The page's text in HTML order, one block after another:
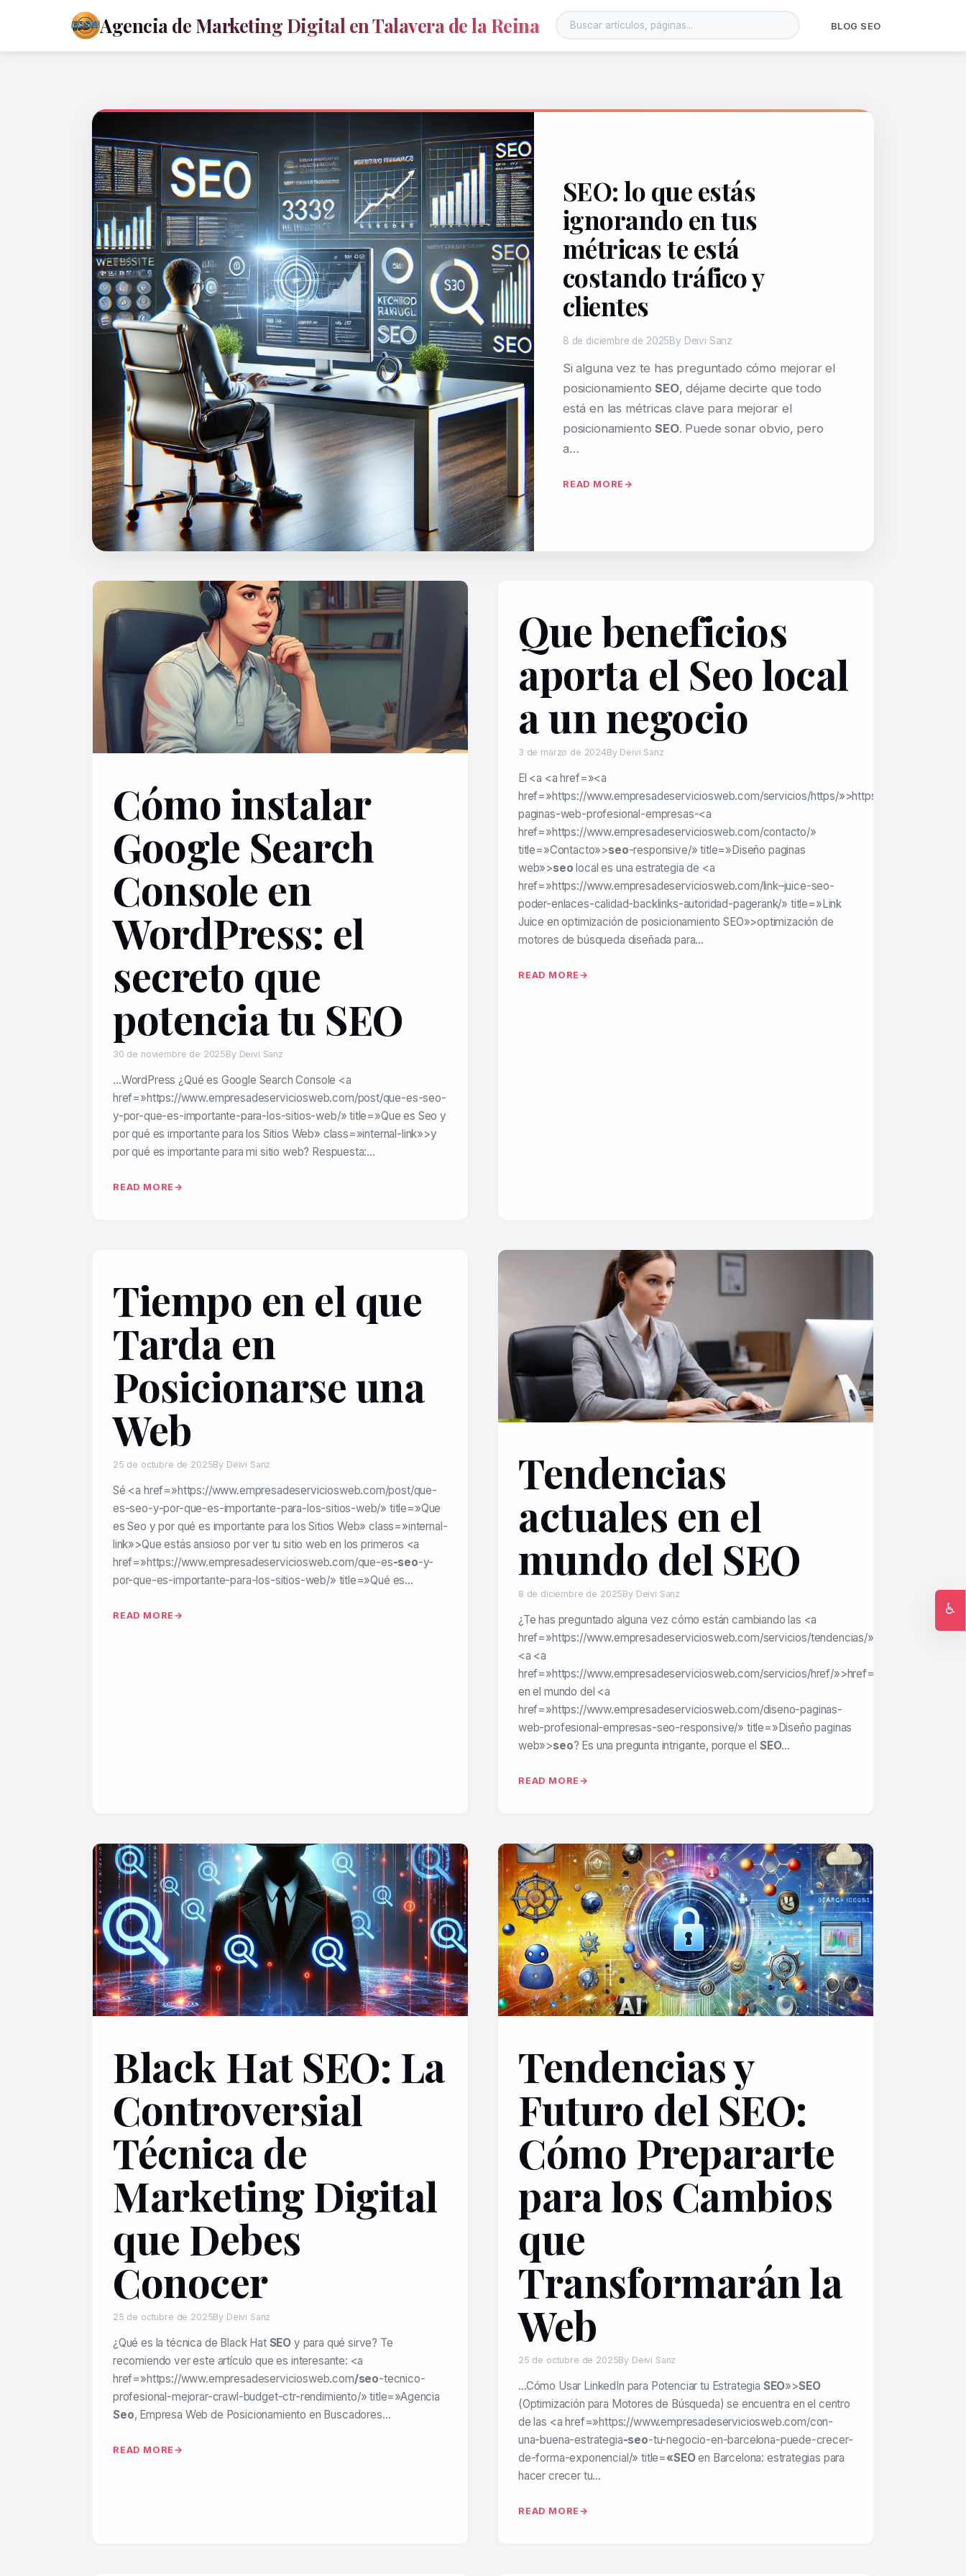
Agencia de Marketing Digital en Talavera de la Reina BLOG SEO
SEO: lo que estás
ignorando en tus
métricas te está
costando tráfico y
clientes
8 de diciembre de 2025By Deivi Sanz
Si alguna vez te has preguntado cómo mejorar el
posicionamientoSEO, déjame decirte que todo
está en las métricas clave para mejorar el
posicionamientoSEO. Puede sonar obvio, pero
a…
READ MORE
Cómo instalar
Google Search
Console en
WordPress: el
secreto que
potencia tu SEO
30 de noviembre de 2025By Deivi Sanz
…WordPress ¿Qué es Google Search Console <a
href=»https://www.empresadeserviciosweb.com/post/que-es-seo-
y-por-que-es-importante-para-los-sitios-web/» title=»Que es Seo y
por qué es importante para los Sitios Web» class=»internal-link»>y
por qué es importante para mi sitio web? Respuesta:…
READ MORE
Que beneficios
aporta el Seo local
a un negocio
3 de marzo de 2024By Deivi Sanz
El <a <a href=»<a
href=»https://www.empresadeserviciosweb.com/servicios/https/»>https://
paginas-web-profesional-empresas-<a
href=»https://www.empresadeserviciosweb.com/contacto/»
title=»Contacto»>seo-responsive/» title=»Diseño paginas
web»>seo local es una estrategia de <a
href=»https://www.empresadeserviciosweb.com/link–juice-seo-
poder-enlaces-calidad-backlinks-autoridad-pagerank/» title=»Link
Juice en optimización de posicionamiento SEO»>optimización de
motores de búsqueda diseñada para…
READ MORE
Tiempo en el que
Tarda en
Posicionarse una
Web
25 de octubre de 2025By Deivi Sanz
Sé <a href=»https://www.empresadeserviciosweb.com/post/que-
es-seo-y-por-que-es-importante-para-los-sitios-web/» title=»Que
es Seo y por qué es importante para los Sitios Web» class=»internal-
link»>Que estás ansioso por ver tu sitio web en los primeros <a
href=»https://www.empresadeserviciosweb.com/que-es-seo-y-
por-que-es-importante-para-los-sitios-web/» title=»Qué es…
READ MORE
Tendencias
actuales en el
mundo del SEO
8 de diciembre de 2025By Deivi Sanz
¿Te has preguntado alguna vez cómo están cambiando las <a
href=»https://www.empresadeserviciosweb.com/servicios/tendencias/»>tendencias
<a <a
href=»https://www.empresadeserviciosweb.com/servicios/href/»>href=»https://
en el mundo del <a
href=»https://www.empresadeserviciosweb.com/diseno-paginas-
web-profesional-empresas-seo-responsive/» title=»Diseño paginas
web»>seo? Es una pregunta intrigante, porque el SEO…
READ MORE
Black Hat SEO: La
Controversial
Técnica de
Marketing Digital
que Debes
Conocer
25 de octubre de 2025By Deivi Sanz
¿Qué es la técnica de Black Hat SEO y para qué sirve? Te
recomiendo ver este artículo que es interesante: <a
href=»https://www.empresadeserviciosweb.com/seo-tecnico-
profesional-mejorar-crawl-budget-ctr-rendimiento/» title=»Agencia
Seo, Empresa Web de Posicionamiento en Buscadores…
READ MORE
Tendencias y
Futuro del SEO:
Cómo Prepararte
para los Cambios
que
Transformarán la
Web
25 de octubre de 2025By Deivi Sanz
…Cómo Usar LinkedIn para Potenciar tu Estrategia SEO»>SEO
(Optimización para Motores de Búsqueda) se encuentra en el centro
de las <a href=»https://www.empresadeserviciosweb.com/con-
una-buena-estrategia-seo-tu-negocio-en-barcelona-puede-crecer-
de-forma-exponencial/» title=«SEOen Barcelona: estrategias para
hacer crecer tu…
READ MORE
♿